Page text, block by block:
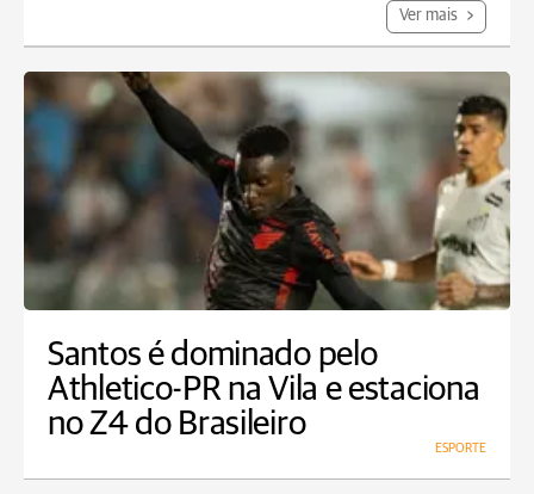
Ver mais
Santos é dominado pelo
Athletico-PR na Vila e estaciona
no Z4 do Brasileiro
ESPORTE